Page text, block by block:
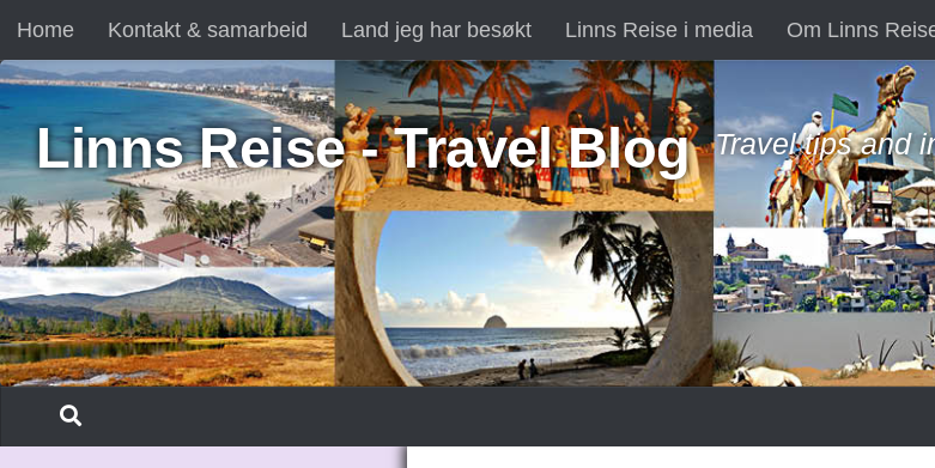
Skip to content
Home Kontakt & samarbeid Land jeg har besøkt Linns Reise i media Om Linns
Linns Reise - Travel Blog Travel tips and